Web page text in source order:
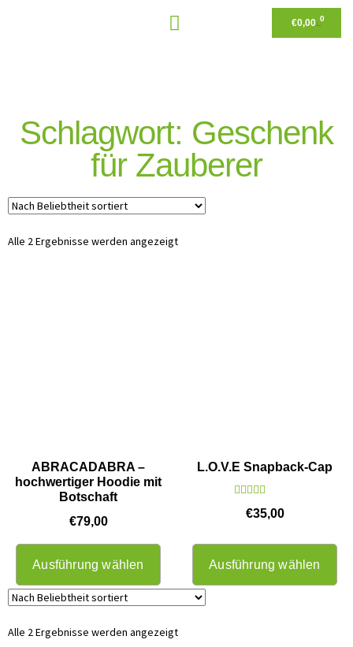
€0,00 0
Schlagwort: Geschenk
für Zauberer
Alle 2 Ergebnisse werden angezeigt
ABRACADABRA –
hochwertiger Hoodie mit
Botschaft
€79,00
Ausführung wählen
L.O.V.E Snapback-Cap
Bewertet mit
€35,00
Ausführung wählen
Alle 2 Ergebnisse werden angezeigt